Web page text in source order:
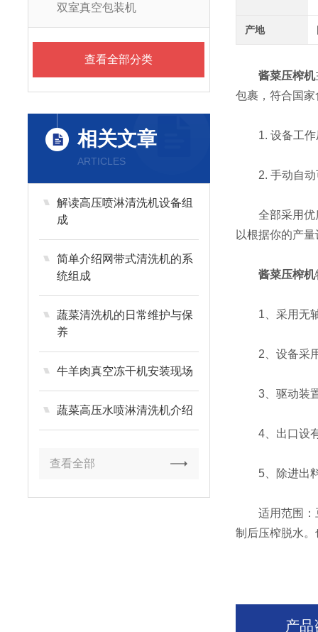
双室真空包装机
查看全部分类
相关文章
ARTICLES
解读高压喷淋清洗机设备组
成
简单介绍网带式清洗机的系
统组成
蔬菜清洗机的日常维护与保
养
牛羊肉真空冻干机安装现场
蔬菜高压水喷淋清洗机介绍
查看全部
产地
酱菜压榨机
包裹，符合国
1. 设备工作压
2. 手动自动可
全部采用优质
以根据你的产
酱菜压榨机
1、采用无轴
2、设备采用
3、驱动装置
4、出口设有
5、除进出料
适用范围：豆
制后压榨脱水
产品